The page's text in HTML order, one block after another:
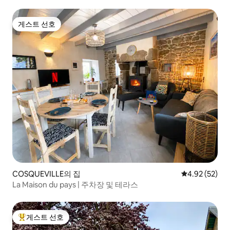
게스트 선호
게스트 선호
COSQUEVILLE의 집 평점 4.92점(5
4.92 (52)
La Maison du pays | 주차장 및 테라스
상위 게스트 선호
게스트 선호